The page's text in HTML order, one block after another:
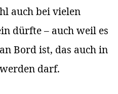
auch bei vielen
dürfte – auch weil es
Bord ist, das auch in
darf.